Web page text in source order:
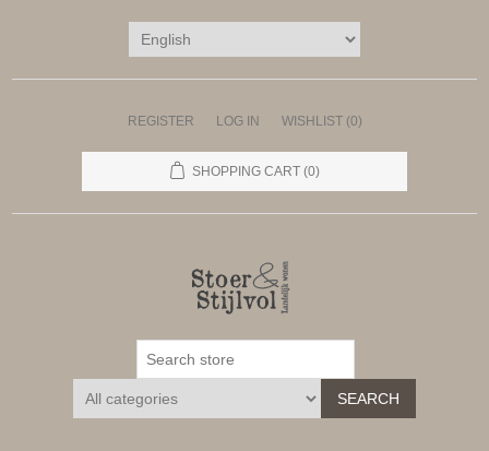
REGISTER LOG IN WISHLIST (0)
SHOPPING CART (0)
SEARCH